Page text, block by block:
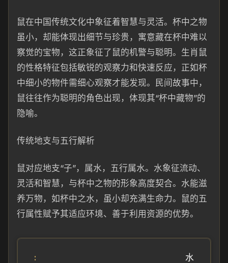
鼠在中国传统文化中象征着智慧与灵活。杯中之物
虽小，却能体现出细节与珍贵，寓意藏在杯中难以
察觉的宝物，这正象征了鼠的机警与聪明。生肖鼠
的性格特征包括敏锐的观察力和快速反应，正如杯
中细小的物件需细心观察才能发现。民间故事中，
鼠往往作为聪明的角色出现，体现其“杯中藏物”的
隐喻。
传统地支与五行解析
鼠对应地支“子”，属水，五行属水。水象征流动、
灵活和智慧，与杯中之物的形象高度契合。水能滋
养万物，如杯中之水，虽小却充满生命力。鼠的五
行属性赋予其适应环境、善于利用资源的优势。
水